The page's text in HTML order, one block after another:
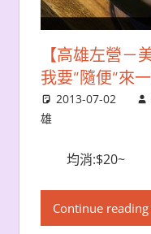
【高雄左營－
我要”隨便”來
2013-07-02
雄
均消:$20~
Continue reading